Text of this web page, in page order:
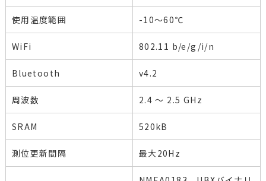
使用温度範囲 -10～60℃
WiFi 802.11 b/e/g/i/n
Bluetooth v4.2
周波数 2.4 ～ 2.5 GHz
SRAM 520kB
測位更新間隔 最大20Hz